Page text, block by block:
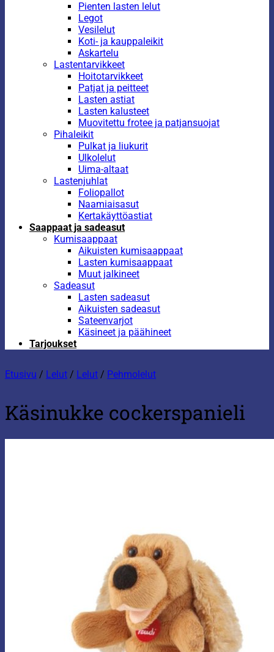
Pienten lasten lelut
Legot
Vesilelut
Koti- ja kauppaleikit
Askartelu
Lastentarvikkeet
Hoitotarvikkeet
Patjat ja peitteet
Lasten astiat
Lasten kalusteet
Muovitettu frotee ja patjansuojat
Pihaleikit
Pulkat ja liukurit
Ulkolelut
Uima-altaat
Lastenjuhlat
Foliopallot
Naamiaisasut
Kertakäyttöastiat
Saappaat ja sadeasut
Kumisaappaat
Aikuisten kumisaappaat
Lasten kumisaappaat
Muut jalkineet
Sadeasut
Lasten sadeasut
Aikuisten sadeasut
Sateenvarjot
Käsineet ja päähineet
Tarjoukset
Etusivu / Lelut / Lelut / Pehmolelut
Käsinukke cockerspanieli